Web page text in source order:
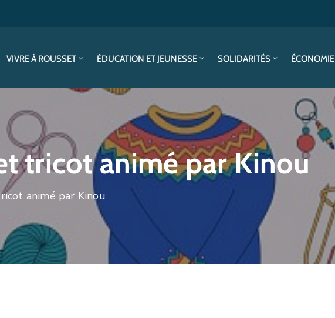
VIVRE À ROUSSET ÉDUCATION ET JEUNESSE SOLIDARITÉS ÉCONOMIE
tricot animé par Kinou
animé par Kinou